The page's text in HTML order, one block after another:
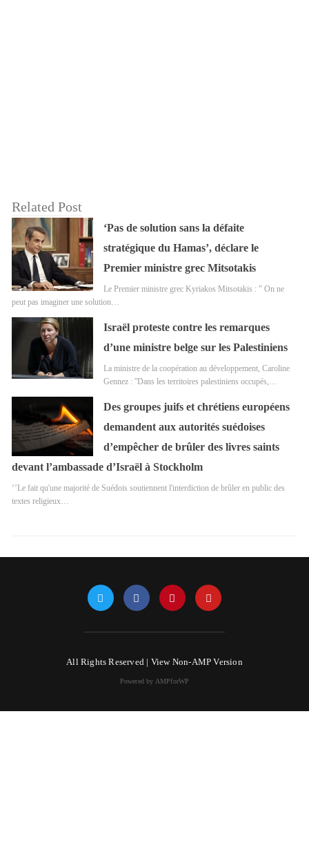
Related Post
‘Pas de solution sans la défaite
stratégique du Hamas’, déclare le
Premier ministre grec Mitsotakis
Le Premier ministre grec Kyriakos Mitsotakis : " On ne
peut pas imaginer une solution…
Israël proteste contre les remarques
d’une ministre belge sur les Palestiniens
La ministre de la coopération au développement, Caroline
Gennez : ''Dans les territoires palestiniens occupés,…
Des groupes juifs et chrétiens européens
demandent aux autorités suédoises
d’empêcher de brûler des livres saints
devant l’ambassade d’Israël à Stockholm
‘’Le fait qu'une majorité de Suédois soutiennent l'interdiction de brûler en public des
textes religieux…
All Rights Reserved | View Non-AMP Version
Powered by AMPforWP